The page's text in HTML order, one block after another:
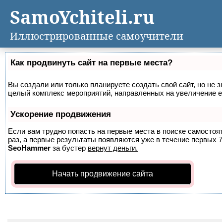
Как продвинуть сайт на первые места?
Вы создали или только планируете создать свой сайт, но не
целый комплекс мероприятий, направленных на увеличение
Ускорение продвижения
Если вам трудно попасть на первые места в поиске
раз, а первые результаты появляются уже в течение первых
SeoHammer за бустер вернут деньги.
Начать продвижение сайта
SamoYchiteli.ru
Иллюстрированные самоучители